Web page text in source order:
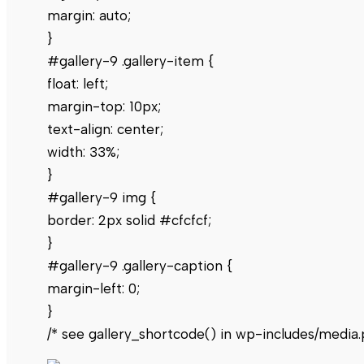
margin: auto;
}
#gallery-9 .gallery-item {
float: left;
margin-top: 10px;
text-align: center;
width: 33%;
}
#gallery-9 img {
border: 2px solid #cfcfcf;
}
#gallery-9 .gallery-caption {
margin-left: 0;
}
/* see gallery_shortcode() in wp-includes/